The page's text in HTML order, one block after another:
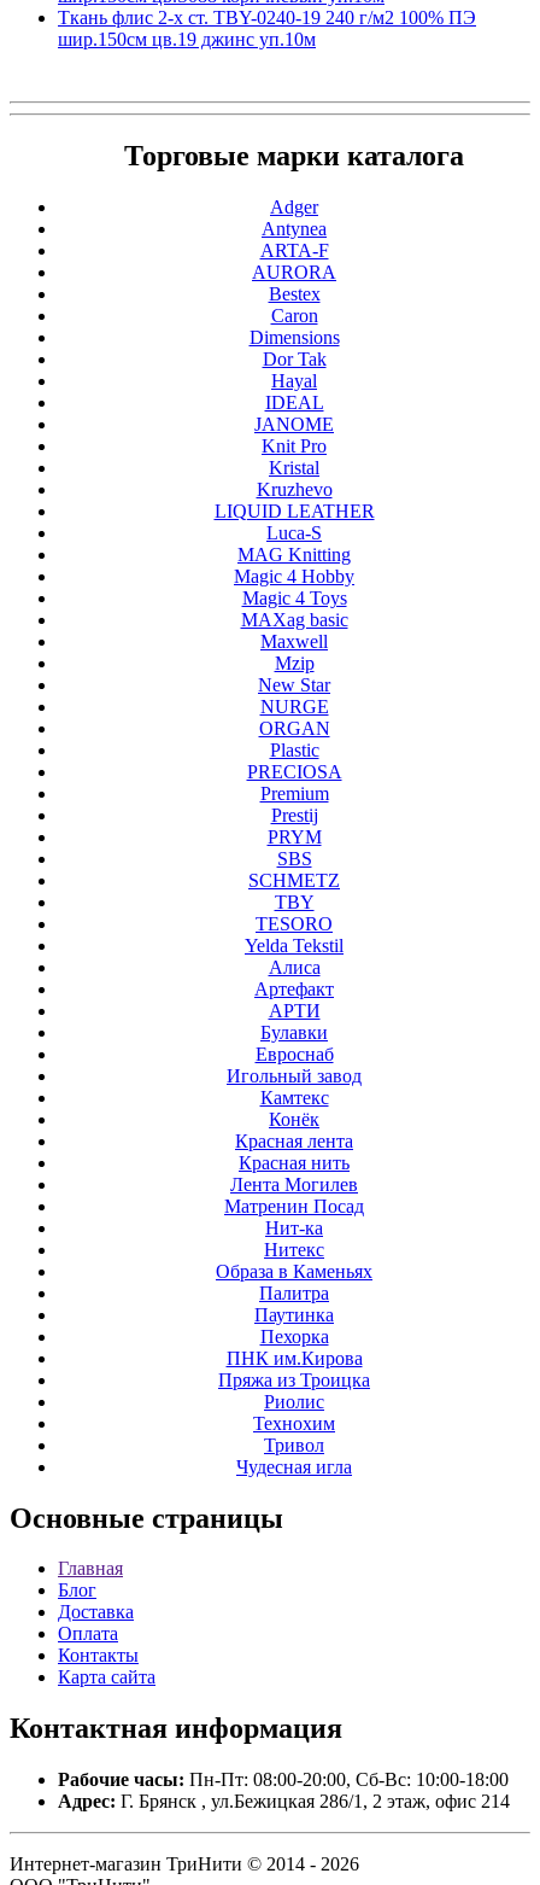
Ткань флис 2-х ст. TBY-0240-19 240 г/м2 100% ПЭ
шир.150см цв.19 джинс уп.10м
Торговые марки каталога
Adger
Antynea
ARTA-F
AURORA
Bestex
Caron
Dimensions
Dor Tak
Hayal
IDEAL
JANOME
Knit Pro
Kristal
Kruzhevo
LIQUID LEATHER
Luca-S
MAG Knitting
Magic 4 Hobby
Magic 4 Toys
MAXag basic
Maxwell
Mzip
New Star
NURGE
ORGAN
Plastic
PRECIOSA
Premium
Prestij
PRYM
SBS
SCHMETZ
TBY
TESORO
Yelda Tekstil
Алиса
Артефакт
АРТИ
Булавки
Евроснаб
Игольный завод
Камтекс
Конёк
Красная лента
Красная нить
Лента Могилев
Матренин Посад
Нит-ка
Нитекс
Образа в Каменьях
Палитра
Паутинка
Пехорка
ПНК им.Кирова
Пряжа из Троицка
Риолис
Технохим
Тривол
Чудесная игла
Основные страницы
Главная
Блог
Доставка
Оплата
Контакты
Карта сайта
Контактная информация
Рабочие часы: Пн-Пт: 08:00-20:00, Сб-Вс: 10:00-18:00
Адрес: Г. Брянск , ул.Бежицкая 286/1, 2 этаж, офис 214
Интернет-магазин ТриНити © 2014 - 2026